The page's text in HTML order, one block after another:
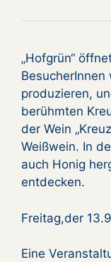
„Hofgrün“
BesucherInnen
produzieren,
berühmten
der Wein
Weißwein. In
auch Honig
entdecken.
Freitag,der
Eine